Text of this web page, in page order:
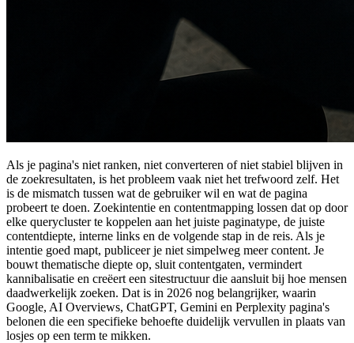
Als je pagina's niet ranken, niet converteren of niet stabiel blijven in
de zoekresultaten, is het probleem vaak niet het trefwoord zelf. Het
is de mismatch tussen wat de gebruiker wil en wat de pagina
probeert te doen. Zoekintentie en contentmapping lossen dat op door
elke querycluster te koppelen aan het juiste paginatype, de juiste
contentdiepte, interne links en de volgende stap in de reis. Als je
intentie goed mapt, publiceer je niet simpelweg meer content. Je
bouwt thematische diepte op, sluit contentgaten, vermindert
kannibalisatie en creëert een sitestructuur die aansluit bij hoe mensen
daadwerkelijk zoeken. Dat is in 2026 nog belangrijker, waarin
Google, AI Overviews, ChatGPT, Gemini en Perplexity pagina's
belonen die een specifieke behoefte duidelijk vervullen in plaats van
losjes op een term te mikken.